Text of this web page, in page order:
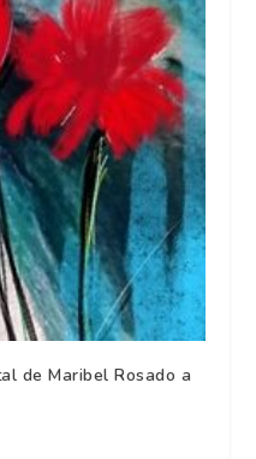
de Maribel Rosado a